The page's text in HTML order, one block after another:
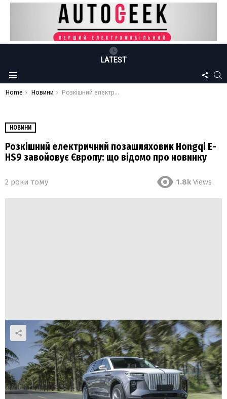
LATEST
Menu
US
You are here:
Home Новини Розкішний електричний позашляховик Hongqi E-HS9 завойовує Європу: що відомо про новинку
НОВИНИ
Розкішний електричний позашляховик Hongqi E-
HS9 завойовує Європу: що відомо про новинку
2 роки тому 1.8k Views